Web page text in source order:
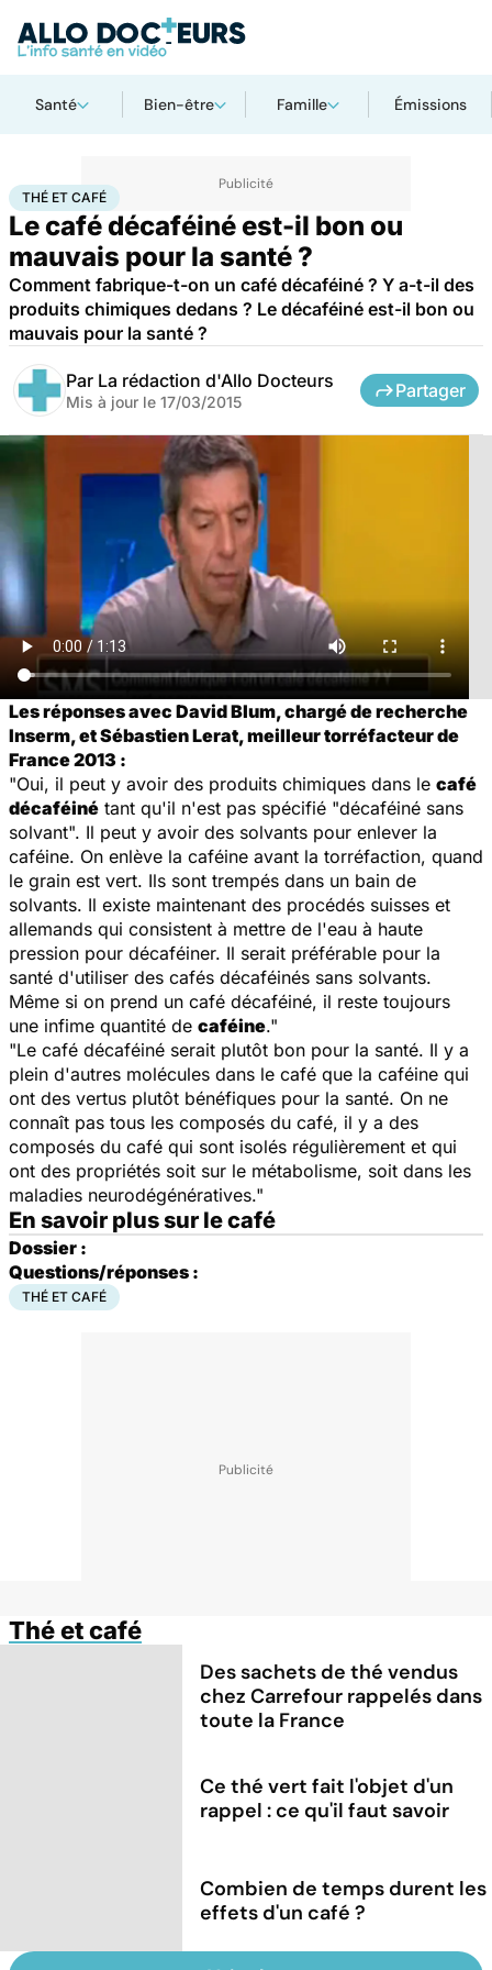
Santé Bien-être Famille Émissions
AccueilSantéThé et café
THÉ ET CAFÉ
Le café décaféiné est-il bon ou
mauvais pour la santé ?
Comment fabrique-t-on un café décaféiné ? Y a-t-il des
produits chimiques dedans ? Le décaféiné est-il bon ou
mauvais pour la santé ?
Par La rédaction d'Allo Docteurs
Mis à jour le 17/03/2015
Partager
Les réponses avec David Blum, chargé de recherche
Inserm, et Sébastien Lerat, meilleur torréfacteur de
France 2013 :
"Oui, il peut y avoir des produits chimiques dans le café
décaféiné tant qu'il n'est pas spécifié "décaféiné sans
solvant". Il peut y avoir des solvants pour enlever la
caféine. On enlève la caféine avant la torréfaction, quand
le grain est vert. Ils sont trempés dans un bain de
solvants. Il existe maintenant des procédés suisses et
allemands qui consistent à mettre de l'eau à haute
pression pour décaféiner. Il serait préférable pour la
santé d'utiliser des cafés décaféinés sans solvants.
Même si on prend un café décaféiné, il reste toujours
une infime quantité de caféine."
"Le café décaféiné serait plutôt bon pour la santé. Il y a
plein d'autres molécules dans le café que la caféine qui
ont des vertus plutôt bénéfiques pour la santé. On ne
connaît pas tous les composés du café, il y a des
composés du café qui sont isolés régulièrement et qui
ont des propriétés soit sur le métabolisme, soit dans les
maladies neurodégénératives."
En savoir plus sur le café
Dossier :
Questions/réponses :
THÉ ET CAFÉ
Thé et café
Des sachets de thé vendus
chez Carrefour rappelés dans
toute la France
Ce thé vert fait l'objet d'un
rappel : ce qu'il faut savoir
Combien de temps durent les
effets d'un café ?